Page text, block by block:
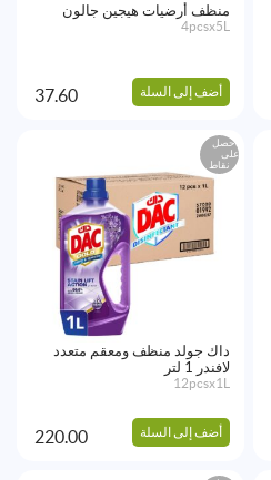
منظف أرضيات هيجين جالون
4pcsx5L
أضف إلى السلة 37.60
احصل
على
نقاط
داك جولد منظف ومعقم متعدد
لافندر 1 لتر
12pcsx1L
أضف إلى السلة 220.00